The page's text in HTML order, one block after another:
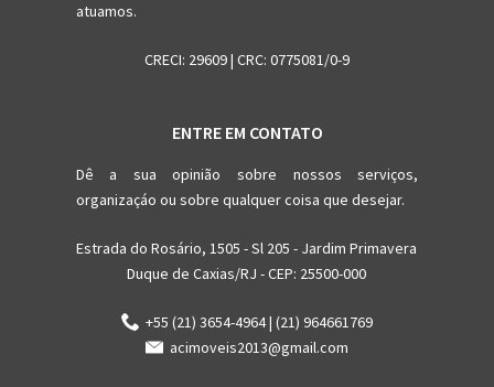
atuamos.
CRECI: 29609 | CRC: 0775081/0-9
ENTRE EM CONTATO
Dê a sua opinião sobre nossos serviços,
organizaçáo ou sobre qualquer coisa que desejar.
Estrada do Rosário, 1505 - Sl 205 - Jardim Primavera
Duque de Caxias/RJ - CEP: 25500-000
+55 (21) 3654-4964 | (21) 964661769
acimoveis2013@gmail.com